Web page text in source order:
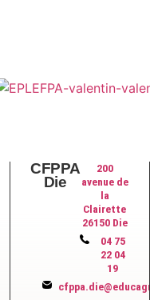
CFPPA
Die
200
avenue de
la
Clairette
26150 Die
04 75
22 04
19